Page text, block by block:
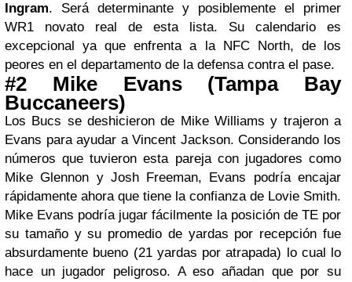
Ingram. Será determinante y posiblemente el primer
WR1 novato real de esta lista. Su calendario es
excepcional ya que enfrenta a la NFC North, de los
peores en el departamento de la defensa contra el pase.
#2 Mike Evans (Tampa Bay
Buccaneers)
Los Bucs se deshicieron de Mike Williams y trajeron a
Evans para ayudar a Vincent Jackson. Considerando los
números que tuvieron esta pareja con jugadores como
Mike Glennon y Josh Freeman, Evans podría encajar
rápidamente ahora que tiene la confianza de Lovie Smith.
Mike Evans podría jugar fácilmente la posición de TE por
su tamaño y su promedio de yardas por recepción fue
absurdamente bueno (21 yardas por atrapada) lo cual lo
hace un jugador peligroso. A eso añadan que por su